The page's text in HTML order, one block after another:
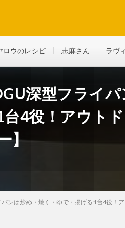
ロウのレシピ 志麻さん ラヴ
深型フライ
4役！アウト
】
ンは炒め・焼く・ゆで・揚げる1台4役！